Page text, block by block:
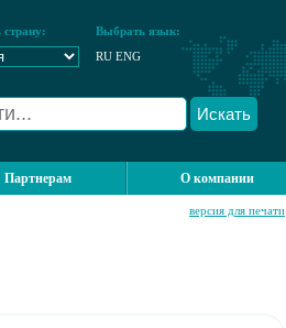
Выбрать язык:
RU ENG
Искать
Партнерам О компании
версия для печати